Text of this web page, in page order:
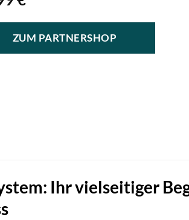
ZUM PARTNERSHOP
Ihr vielseitiger